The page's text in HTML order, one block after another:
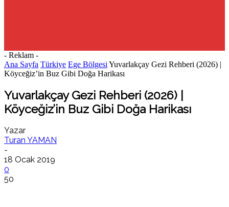
- Reklam -
Ana Sayfa Türkiye Ege Bölgesi Yuvarlakçay Gezi Rehberi (2026) |
Köyceğiz’in Buz Gibi Doğa Harikası
Yuvarlakçay Gezi Rehberi (2026) |
Köyceğiz’in Buz Gibi Doğa Harikası
Yazar
Turan YAMAN
-
18 Ocak 2019
0
50